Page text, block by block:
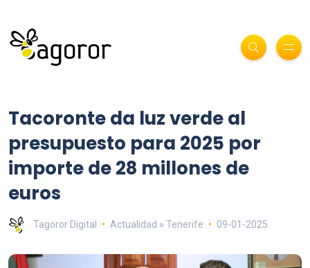
Tacoronte da luz verde al
presupuesto para 2025 por
importe de 28 millones de
euros
Tagoror Digital Actualidad » Tenerife 09-01-2025